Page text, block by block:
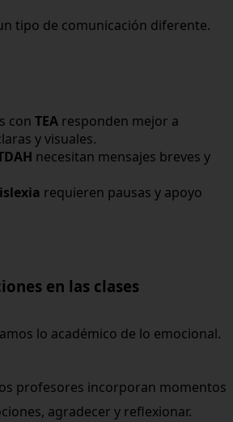
tipo de comunicación diferente.
con TEA responden mejor a
y visuales.
necesitan mensajes breves y
requieren pausas y apoyo
en las clases
lo académico de lo emocional.
profesores incorporan momentos
agradecer y reflexionar.